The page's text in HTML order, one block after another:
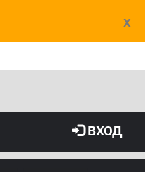
X
ВХОД